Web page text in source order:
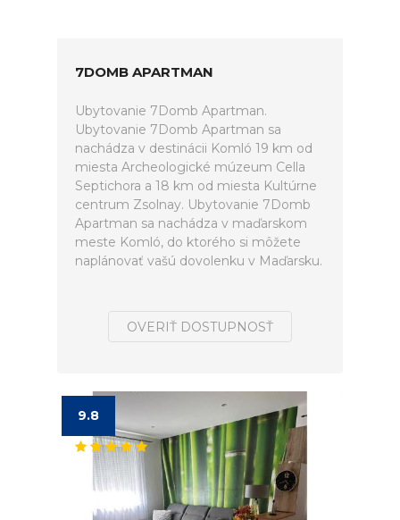
7DOMB APARTMAN
Ubytovanie 7Domb Apartman.
Ubytovanie 7Domb Apartman sa
nachádza v destinácii Komló 19 km od
miesta Archeologické múzeum Cella
Septichora a 18 km od miesta Kultúrne
centrum Zsolnay. Ubytovanie 7Domb
Apartman sa nachádza v maďarskom
meste Komló, do ktorého si môžete
naplánovať vašú dovolenku v Maďarsku.
OVERIŤ DOSTUPNOSŤ
9.8